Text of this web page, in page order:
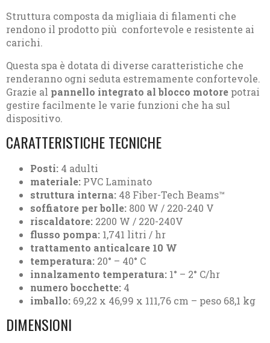
Struttura composta da migliaia di filamenti che
rendono il prodotto più confortevole e resistente ai
carichi.
Questa spa è dotata di diverse caratteristiche che
renderanno ogni seduta estremamente confortevole.
Grazie al pannello integrato al blocco motore potrai
gestire facilmente le varie funzioni che ha sul
dispositivo.
CARATTERISTICHE TECNICHE
Posti: 4 adulti
materiale: PVC Laminato
struttura interna: 48 Fiber-Tech Beams™
soffiatore per bolle: 800 W / 220-240 V
riscaldatore: 2200 W / 220-240V
flusso pompa: 1,741 litri / hr
trattamento anticalcare 10 W
temperatura: 20° – 40° C
innalzamento temperatura: 1° – 2° C/hr
numero bocchette: 4
imballo: 69,22 x 46,99 x 111,76 cm – peso 68,1 kg
DIMENSIONI